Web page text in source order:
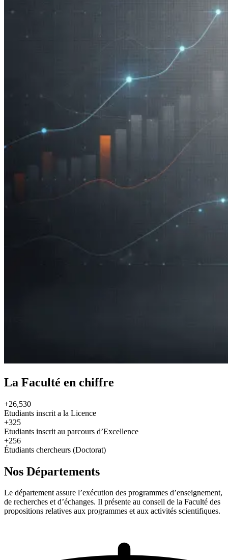
La Faculté en chiffre
+26,530
Etudiants inscrit a la Licence
+325
Etudiants inscrit au parcours d’Excellence
+256
Étudiants chercheurs (Doctorat)
Nos Départements
Le département assure l’exécution des programmes d’enseignement,
de recherches et d’échanges. Il présente au conseil de la Faculté des
propositions relatives aux programmes et aux activités scientifiques.